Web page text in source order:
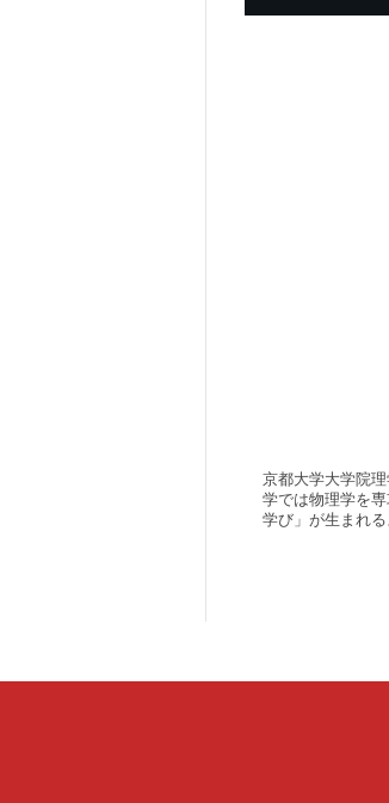
京都大学大学院
学では物理学を
学び」が生まれ